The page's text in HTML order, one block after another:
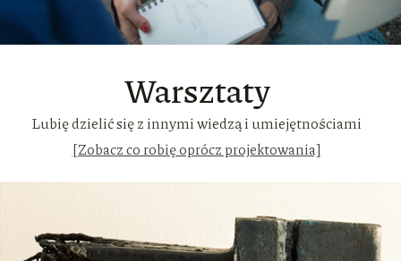
Warsztaty
Lubię dzielić się z innymi wiedzą i umiejętnościami
[Zobacz co robię oprócz projektowania]